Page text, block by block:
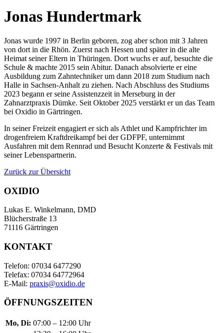
Jonas Hundertmark
Jonas wurde 1997 in Berlin geboren, zog aber schon mit 3 Jahren
von dort in die Rhön. Zuerst nach Hessen und später in die alte
Heimat seiner Eltern in Thüringen. Dort wuchs er auf, besuchte die
Schule & machte 2015 sein Abitur. Danach absolvierte er eine
Ausbildung zum Zahntechniker um dann 2018 zum Studium nach
Halle in Sachsen-Anhalt zu ziehen. Nach Abschluss des Studiums
2023 begann er seine Assistenzzeit in Merseburg in der
Zahnarztpraxis Dümke. Seit Oktober 2025 verstärkt er un das Team
bei Oxidio in Gärtringen.
In seiner Freizeit engagiert er sich als Athlet und Kampfrichter im
drogenfreiem Kraftdreikampf bei der GDFPF, unternimmt
Ausfahren mit dem Rennrad und Besucht Konzerte & Festivals mit
seiner Lebenspartnerin.
Zurück zur Übersicht
OXIDIO
Lukas E. Winkelmann, DMD
Blücherstraße 13
71116 Gärtringen
KONTAKT
Telefon: 07034 6477290
Telefax: 07034 64772964
E-Mail: praxis@oxidio.de
ÖFFNUNGSZEITEN
Mo, Di: 07:00 – 12:00 Uhr